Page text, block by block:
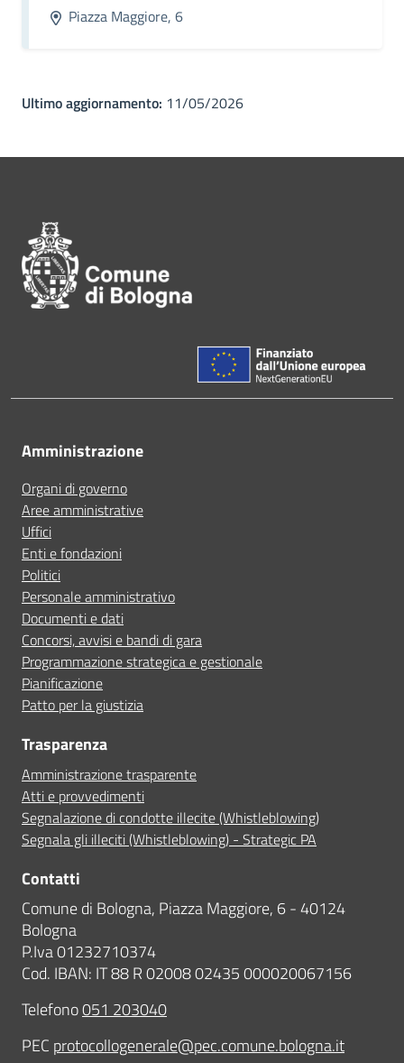
Piazza Maggiore, 6
Ultimo aggiornamento: 11/05/2026
Amministrazione
Organi di governo
Aree amministrative
Uffici
Enti e fondazioni
Politici
Personale amministrativo
Documenti e dati
Concorsi, avvisi e bandi di gara
Programmazione strategica e gestionale
Pianificazione
Patto per la giustizia
Trasparenza
Amministrazione trasparente
Atti e provvedimenti
Segnalazione di condotte illecite (Whistleblowing)
Segnala gli illeciti (Whistleblowing) - Strategic PA
Contatti
Comune di Bologna, Piazza Maggiore, 6 - 40124
Bologna
P.Iva 01232710374
Cod. IBAN: IT 88 R 02008 02435 000020067156
Telefono051 203040
PEC protocollogenerale@pec.comune.bologna.it